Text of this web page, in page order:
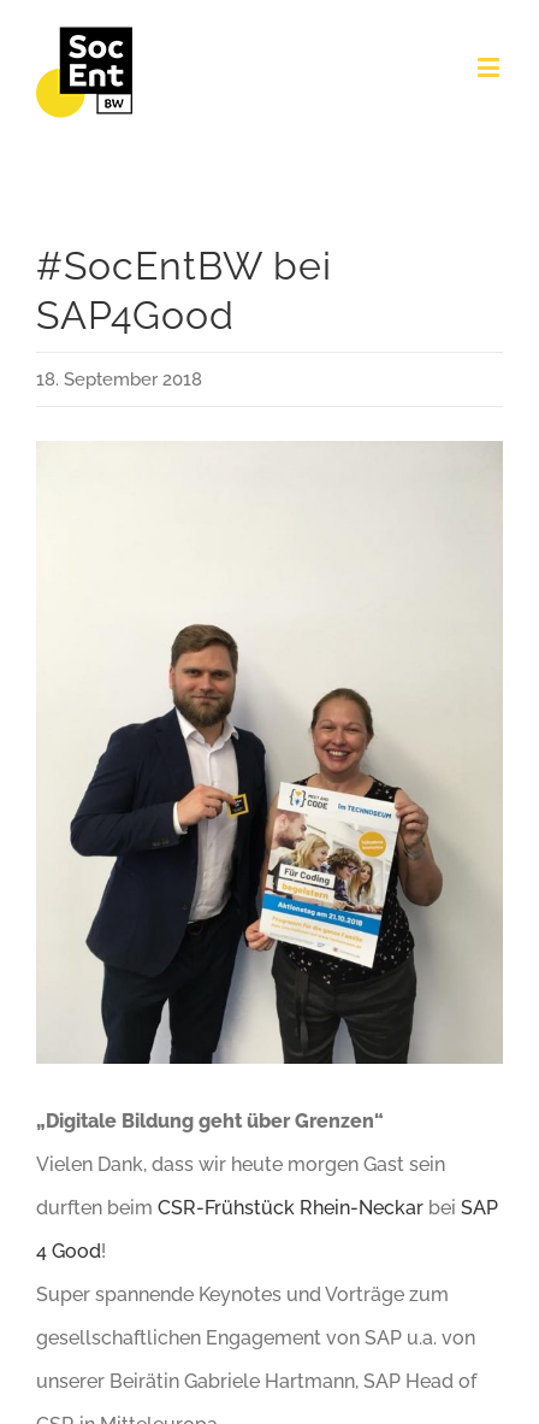
#SocEntBW bei
SAP4Good
18. September 2018
„Digitale Bildung geht über Grenzen“
Vielen Dank, dass wir heute morgen Gast sein
durften beim CSR-Frühstück Rhein-Neckar bei SAP
4 Good!
Super spannende Keynotes und Vorträge zum
gesellschaftlichen Engagement von SAP u.a. von
unserer Beirätin Gabriele Hartmann, SAP Head of